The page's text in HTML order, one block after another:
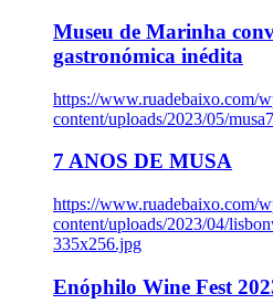
Museu de Marinha
gastronómica inédita
https://www.ruadebaixo.com/
content/uploads/2023/05/
7 ANOS DE MUSA
https://www.ruadebaixo.com/
content/uploads/2023/04/
335x256.jpg
Enóphilo Wine Fest